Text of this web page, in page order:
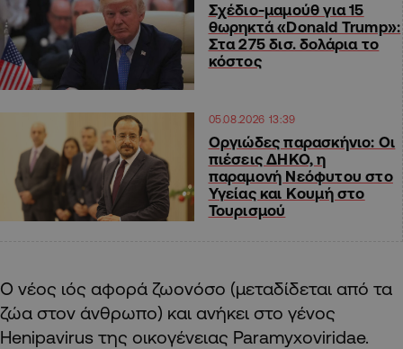
Σχέδιο-μαμούθ για 15
θωρηκτά «Donald Trump»:
Στα 275 δισ. δολάρια το
κόστος
05.08.2026 13:39
Οργιώδες παρασκήνιο: Οι
πιέσεις ΔΗΚΟ, η
παραμονή Νεόφυτου στο
Υγείας και Κουμή στο
Τουρισμού
Ο νέος ιός αφορά ζωονόσο (μεταδίδεται από τα
ζώα στον άνθρωπο) και ανήκει στο γένος
Henipavirus της οικογένειας Paramyxoviridae.